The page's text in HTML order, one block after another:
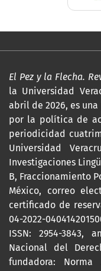
El Pez y la Flecha.
la Universidad
abril de 2026, es
por la política de
periodicidad
Universidad
Investigaciones
B, Fraccionamiento
México, correo
certificado de
04-2022-
ISSN: 2954-3843,
Nacional del
fundadora: Norma